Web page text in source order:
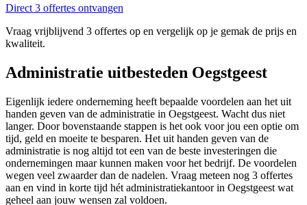
Direct 3 offertes ontvangen
Vraag vrijblijvend 3 offertes op en vergelijk op je gemak de prijs en
kwaliteit.
Administratie uitbesteden Oegstgeest
Eigenlijk iedere onderneming heeft bepaalde voordelen aan het uit
handen geven van de administratie in Oegstgeest. Wacht dus niet
langer. Door bovenstaande stappen is het ook voor jou een optie om
tijd, geld en moeite te besparen. Het uit handen geven van de
administratie is nog altijd tot een van de beste investeringen die
ondernemingen maar kunnen maken voor het bedrijf. De voordelen
wegen veel zwaarder dan de nadelen. Vraag meteen nog 3 offertes
aan en vind in korte tijd hét administratiekantoor in Oegstgeest wat
geheel aan jouw wensen zal voldoen.